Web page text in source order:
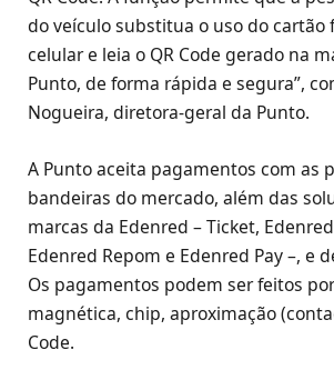
do veículo substitua o uso do cartão
celular e leia o QR Code gerado na
Punto, de forma rápida e segura”,
Nogueira, diretora-geral da Punto.
A Punto aceita pagamentos com as
bandeiras do mercado, além das
marcas da Edenred – Ticket,
Edenred Repom e Edenred Pay –, e
Os pagamentos podem ser feitos
magnética, chip, aproximação
Code.